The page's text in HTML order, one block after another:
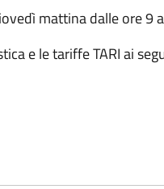
mattina dalle ore 9
e le tariffe TARI ai